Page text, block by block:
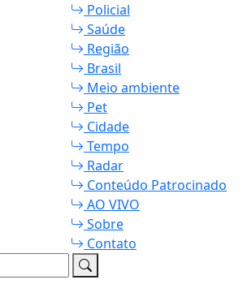
Policial
Saúde
Região
Brasil
Meio ambiente
Pet
Cidade
Tempo
Radar
Conteúdo Patrocinado
AO VIVO
Sobre
Contato